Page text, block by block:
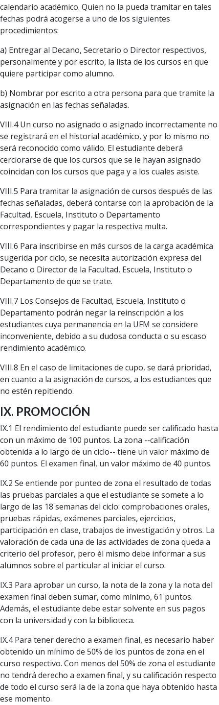
calendario académico. Quien no la pueda tramitar en tales
fechas podrá acogerse a uno de los siguientes
procedimientos:
a) Entregar al Decano, Secretario o Director respectivos,
personalmente y por escrito, la lista de los cursos en que
quiere participar como alumno.
b) Nombrar por escrito a otra persona para que tramite la
asignación en las fechas señaladas.
VIII.4 Un curso no asignado o asignado incorrectamente no
se registrará en el historial académico, y por lo mismo no
será reconocido como válido. El estudiante deberá
cerciorarse de que los cursos que se le hayan asignado
coincidan con los cursos que paga y a los cuales asiste.
VIII.5 Para tramitar la asignación de cursos después de las
fechas señaladas, deberá contarse con la aprobación de la
Facultad, Escuela, Instituto o Departamento
correspondientes y pagar la respectiva multa.
VIII.6 Para inscribirse en más cursos de la carga académica
sugerida por ciclo, se necesita autorización expresa del
Decano o Director de la Facultad, Escuela, Instituto o
Departamento de que se trate.
VIII.7 Los Consejos de Facultad, Escuela, Instituto o
Departamento podrán negar la reinscripción a los
estudiantes cuya permanencia en la UFM se considere
inconveniente, debido a su dudosa conducta o su escaso
rendimiento académico.
VIII.8 En el caso de limitaciones de cupo, se dará prioridad,
en cuanto a la asignación de cursos, a los estudiantes que
no estén repitiendo.
IX. PROMOCIÓN
IX.1 El rendimiento del estudiante puede ser calificado hasta
con un máximo de 100 puntos. La zona --calificación
obtenida a lo largo de un ciclo-- tiene un valor máximo de
60 puntos. El examen final, un valor máximo de 40 puntos.
IX.2 Se entiende por punteo de zona el resultado de todas
las pruebas parciales a que el estudiante se somete a lo
largo de las 18 semanas del ciclo: comprobaciones orales,
pruebas rápidas, exámenes parciales, ejercicios,
participación en clase, trabajos de investigación y otros. La
valoración de cada una de las actividades de zona queda a
criterio del profesor, pero él mismo debe informar a sus
alumnos sobre el particular al iniciar el curso.
IX.3 Para aprobar un curso, la nota de la zona y la nota del
examen final deben sumar, como mínimo, 61 puntos.
Además, el estudiante debe estar solvente en sus pagos
con la universidad y con la biblioteca.
IX.4 Para tener derecho a examen final, es necesario haber
obtenido un mínimo de 50% de los puntos de zona en el
curso respectivo. Con menos del 50% de zona el estudiante
no tendrá derecho a examen final, y su calificación respecto
de todo el curso será la de la zona que haya obtenido hasta
ese momento.